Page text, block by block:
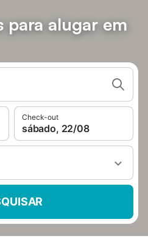
para alugar em
Check-out
sábado, 22/08